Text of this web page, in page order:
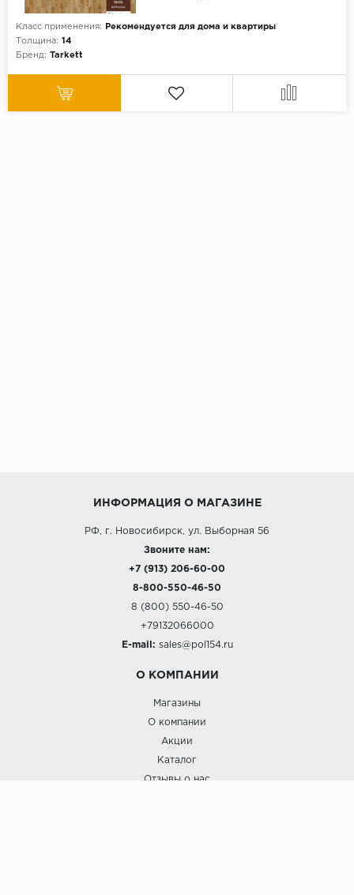
Класс применения:
Рекомендуется для дома и квартиры
Толщина: 14
Бренд: Tarkett
ИНФОРМАЦИЯ О МАГАЗИНЕ
РФ, г. Новосибирск, ул. Выборная 56
Звоните нам:
+7 (913) 206-60-00
8-800-550-46-50
8 (800) 550-46-50
+79132066000
E-mail: sales@pol154.ru
О КОМПАНИИ
Магазины
О компании
Акции
Каталог
Отзывы о нас